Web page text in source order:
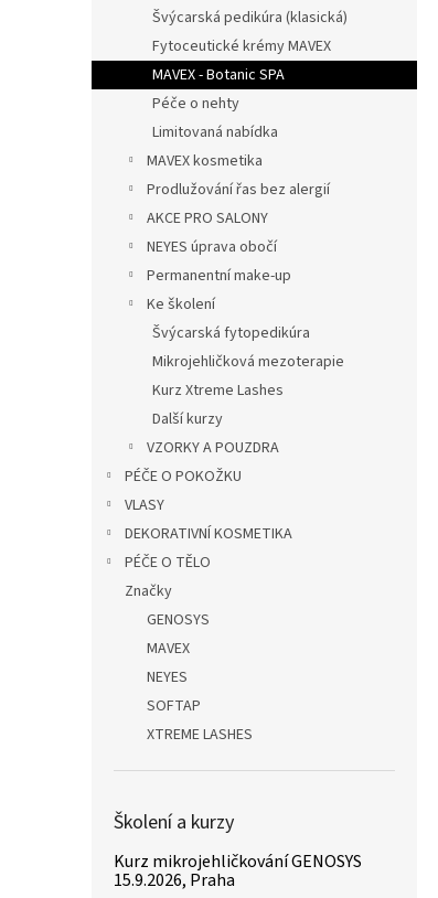
l
Švýcarská pedikúra (klasická)
Fytoceutické krémy MAVEX
MAVEX - Botanic SPA
Péče o nehty
Limitovaná nabídka
MAVEX kosmetika
Prodlužování řas bez alergií
AKCE PRO SALONY
NEYES úprava obočí
Permanentní make-up
Ke školení
Švýcarská fytopedikúra
Mikrojehličková mezoterapie
Kurz Xtreme Lashes
Další kurzy
VZORKY A POUZDRA
PÉČE O POKOŽKU
VLASY
DEKORATIVNÍ KOSMETIKA
PÉČE O TĚLO
Značky
GENOSYS
MAVEX
NEYES
SOFTAP
XTREME LASHES
Školení a kurzy
Kurz mikrojehličkování GENOSYS
15.9.2026, Praha